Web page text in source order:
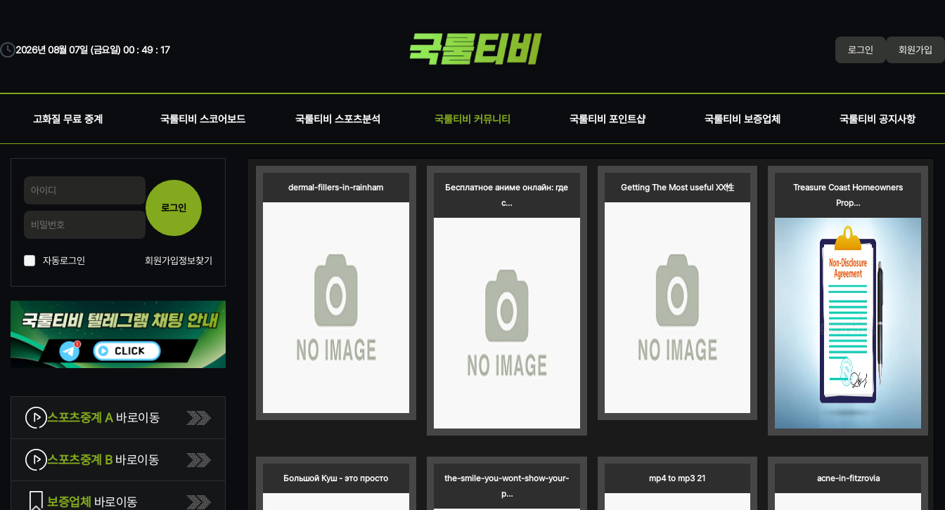
2026년 08월 07일 (금요일) 00 : 49 : 17 로그인 회원가입
고화질 무료 중계 국룰티비 스코어보드 국룰티비 스포츠분석 국룰티비 커뮤니티 국룰티비 포인트샵 국룰티비 보증업체 국룰티비 공지사항
dermal-fillers-in-rainham
Бесплатное аниме онлайн: где
с…
Getting The Most useful XX性
Treasure Coast Homeowners
Prop…
Большой Куш - это просто
the-smile-you-wont-show-your-
p…
mp4 to mp3 21 acne-in-fitzrovia
로그인
자동로그인 회원가입정보찾기
스포츠중계 A바로이동
스포츠중계 B바로이동
보증업체 바로이동